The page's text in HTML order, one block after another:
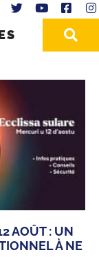
AOÛT : UN
À NE